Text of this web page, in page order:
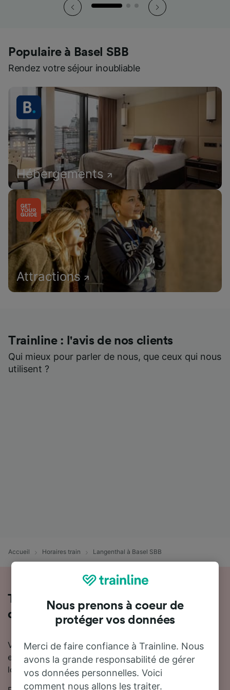
Populaire à Basel SBB
Rendez votre séjour inoubliable
Hébergements
Attractions
Trainline : l'avis de nos clients
Qui mieux pour parler de nous, que ceux qui nous
utilisent ?
Accueil Horaires train Langenthal à Basel SBB
Tout ce qu'il faut savoir sur les trains
de Langenthal à Basel SBB
Vous souhaitez en savoir plus sur le voyage en train
entre Langenthal et Basel SBB ? Ne cherchez pas plus
loin.
Nous prenons à coeur de
protéger vos données
Merci de faire confiance à Trainline. Nous
avons la grande responsabilité de gérer
vos données personnelles. Voici
comment nous allons les traiter.